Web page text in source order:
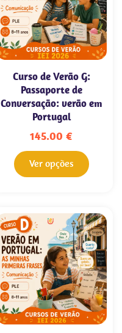
Curso de Verão G:
Passaporte de
Conversação: verão em
Portugal
145.00€
Ver opções